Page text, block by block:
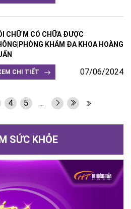
CHỮ M CÓ CHỮA ĐƯỢC
KHÁM ĐA KHOA HOÀNG
CHI TIẾT 07/06/2024
4 5
SỨC KHỎE